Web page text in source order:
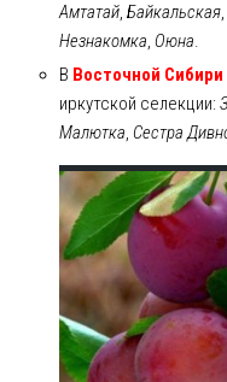
Амтатай, Байкальская,
Незнакомка, Оюна.
В Восточной Сибири
иркутской селекции:
Малютка, Сестра